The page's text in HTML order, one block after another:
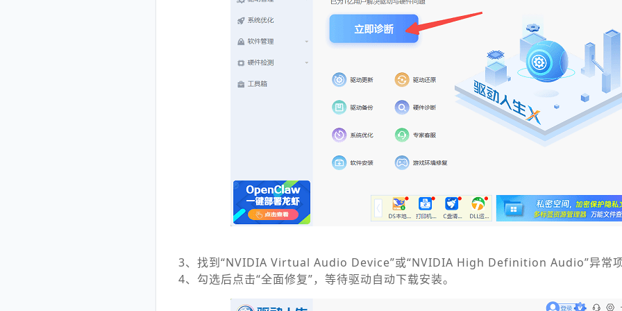
3、找到“NVIDIA Virtual Audio Device”或“NVIDIA High Definition Audio”异常
4、勾选后点击“全面修复”，等待驱动自动下载安装。